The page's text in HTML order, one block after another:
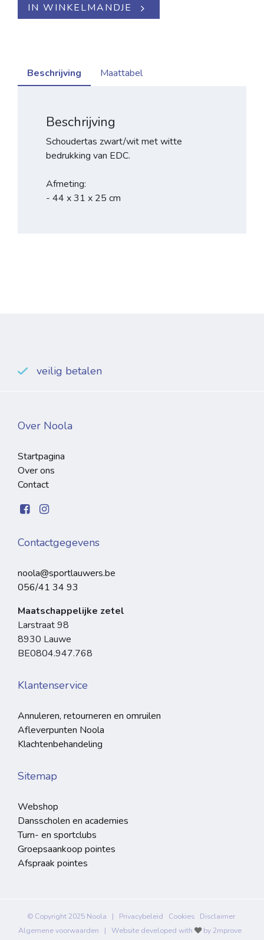
IN WINKELMANDJE
Beschrijving Maattabel
Beschrijving
Schoudertas zwart/wit met witte
bedrukking van EDC.
Afmeting:
- 44 x 31 x 25 cm
veilig betalen
Over Noola
Startpagina
Over ons
Contact
Contactgegevens
noola@sportlauwers.be
056/41 34 93
Maatschappelijke zetel
Larstraat 98
8930 Lauwe
BE0804.947.768
Klantenservice
Annuleren, retourneren en omruilen
Afleverpunten Noola
Klachtenbehandeling
Sitemap
Webshop
Dansscholen en academies
Turn- en sportclubs
Groepsaankoop pointes
Afspraak pointes
© Copyright 2025 Noola | Privacybeleid Cookies
Disclaimer
Algemene voorwaarden | Website developed with by 2mprove